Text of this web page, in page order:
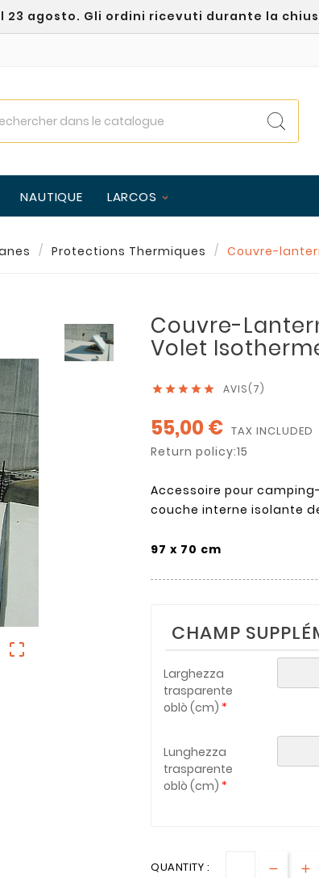
al 23 agosto. Gli ordini ricevuti durante la
NAUTIQUE LARCOS
Protections Thermiques Couvre-

Couvre-
Volet
     AVIS(7)
55,00 € TAX INCLUDED
Return policy:15
Accessoire pour
couche interne isolante
97 x 70 cm
CHAMP
Larghezza
trasparente
oblò (cm)
Lunghezza
trasparente
oblò (cm)
QUANTITY :